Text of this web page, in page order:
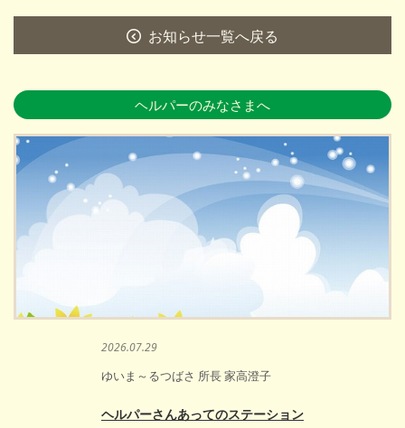
お知らせ一覧へ戻る
ヘルパーのみなさまへ
2026.07.29
ゆいま～るつばさ 所長 家高澄子
ヘルパーさんあってのステーション